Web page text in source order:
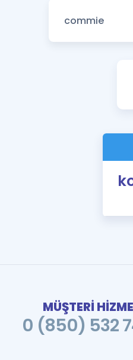
MÜŞTERİ
0 (850) 532